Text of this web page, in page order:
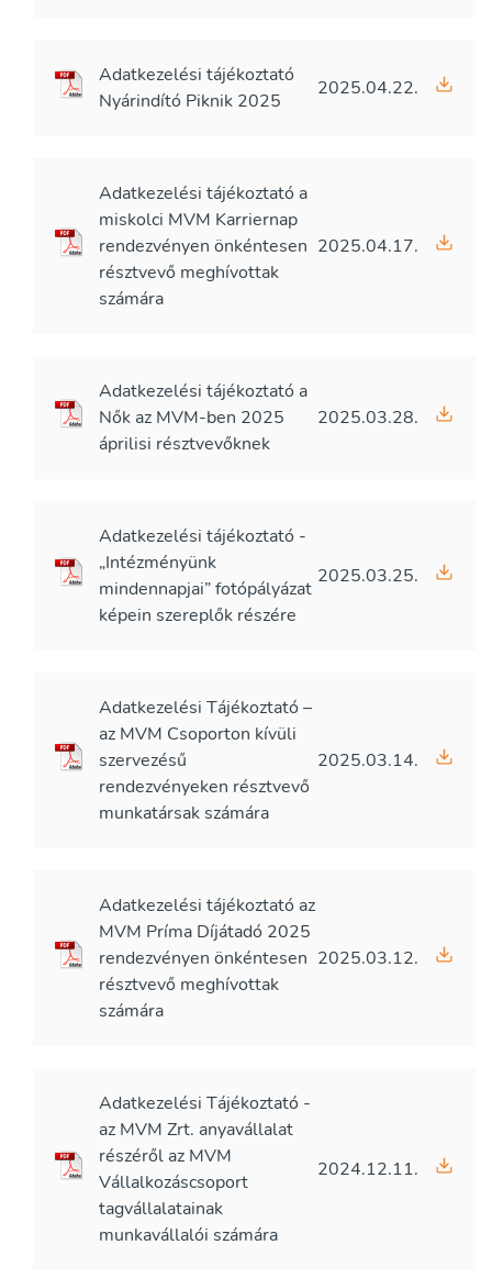
Adatkezelési tájékoztató
Nyárindító Piknik 2025
2025.04.22.
Adatkezelési tájékoztató a
miskolci MVM Karriernap
rendezvényen önkéntesen
résztvevő meghívottak
számára
2025.04.17.
Adatkezelési tájékoztató a
Nők az MVM-ben 2025
áprilisi résztvevőknek
2025.03.28.
Adatkezelési tájékoztató -
„Intézményünk
mindennapjai” fotópályázat
képein szereplők részére
2025.03.25.
Adatkezelési Tájékoztató –
az MVM Csoporton kívüli
szervezésű
rendezvényeken résztvevő
munkatársak számára
2025.03.14.
Adatkezelési tájékoztató az
MVM Príma Díjátadó 2025
rendezvényen önkéntesen
résztvevő meghívottak
számára
2025.03.12.
Adatkezelési Tájékoztató -
az MVM Zrt. anyavállalat
részéről az MVM
Vállalkozáscsoport
tagvállalatainak
munkavállalói számára
2024.12.11.